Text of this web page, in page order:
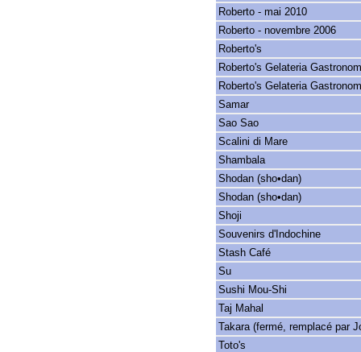
Roberto - mai 2010
Roberto - novembre 2006
Roberto's
Roberto's Gelateria
Roberto's Gelateria
Samar
Sao Sao
Scalini di Mare
Shambala
Shodan (sho•dan)
Shodan (sho•dan)
Shoji
Souvenirs d'Indochine
Stash Café
Su
Sushi Mou-Shi
Taj Mahal
Takara (fermé, remplacé par
Toto's